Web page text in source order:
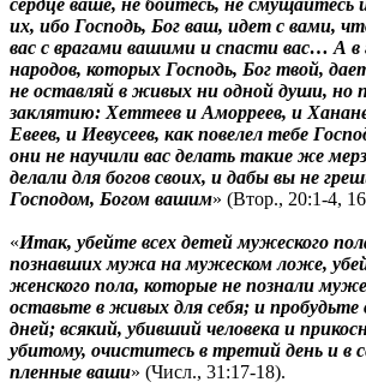
их, ибо Господь, Бог ваш, идет с вами,
вас с врагами вашими и спасти вас… А в
народов, которых Господь, Бог твой,
не оставляй в живых ни одной души, но
заклятию: Хеттеев и Аморреев, и
Евеев, и Иевусеев, как повелел тебе
они не научили вас делать такие же
делали для богов своих, и дабы вы не
Господом, Богом вашим» (Втор., 20:1-4,
«Итак, убейте всех детей мужеского
познавших мужа на мужеском ложе,
женского пола, которые не познали
оставьте в живых для себя; и пробудьте
дней; всякий, убивший человека и
убитому, очиститесь в третий день и в
пленные ваши» (Числ., 31:17-18).